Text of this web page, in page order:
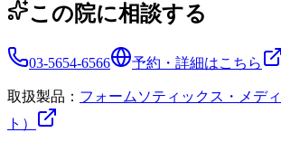
この院に相談する
03-5654-6566 予約・詳細はこちら
取扱製品： フォームソティックス・メデ
ト）